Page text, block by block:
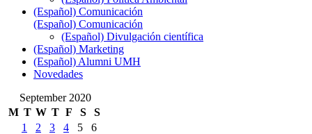
(Español) Comunicación
(Español) Comunicación
(Español) Divulgación científica
(Español) Marketing
(Español) Alumni UMH
Novedades
September 2020
M T W T F S
S
1
2 3 4 5
6